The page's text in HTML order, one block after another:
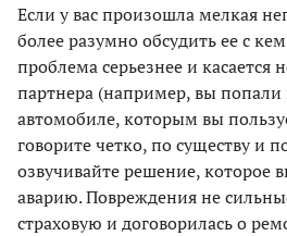
Если у вас произошла мелкая
более разумно обсудить ее с
проблема серьезнее и касается
партнера (например, вы попали
автомобиле, которым вы
говорите четко, по существу и
озвучивайте решение, которое
аварию. Повреждения не
страховую и договорилась о